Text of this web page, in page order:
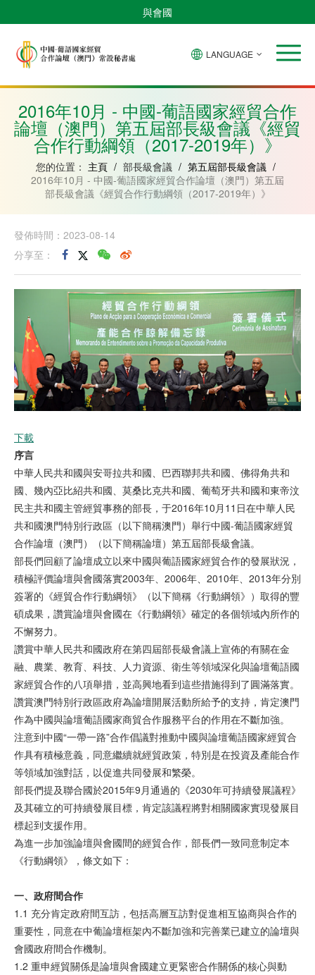
與會國
安
比
紹
內
亞
克
和
普
林
比
LANGUAGE
2016年10月 - 中國-葡語國家經貿合作
論壇（澳門）第五屆部長級會議《經貿
合作行動綱領（2017-2019年）》
您的位置： 主頁 / 部長級會議 / 第五屆部長級會議 /
2016年10月 - 中國-葡語國家經貿合作論壇（澳門）第五屆
部長級會議《經貿合作行動綱領（2017-2019年）》
發佈時間：2023-08-14
分享至：
下載
序言
中華人民共和國與安哥拉共和國、巴西聯邦共和國、佛得角共和
國、幾內亞比紹共和國、莫桑比克共和國、葡萄牙共和國和東帝汶
民主共和國主管經貿事務的部長，于2016年10月11日在中華人民
共和國澳門特別行政區（以下簡稱澳門）舉行中國-葡語國家經貿
合作論壇（澳門）（以下簡稱論壇）第五屆部長級會議。
部長們回顧了論壇成立以來中國與葡語國家經貿合作的發展狀況，
積極評價論壇與會國落實2003年、2006年、2010年、2013年分別
簽署的《經貿合作行動綱領》（以下簡稱《行動綱領》）取得的豐
碩成果，讚賞論壇與會國在《行動綱領》確定的各個領域內所作的
不懈努力。
讚賞中華人民共和國政府在第四屆部長級會議上宣佈的有關在金
融、農業、教育、科技、人力資源、衛生等領域深化與論壇葡語國
家經貿合作的八項舉措，並高興地看到這些措施得到了圓滿落實。
讚賞澳門特別行政區政府為論壇開展活動所給予的支持，肯定澳門
作為中國與論壇葡語國家商貿合作服務平台的作用在不斷加強。
注意到中國“一帶一路”合作倡議對推動中國與論壇葡語國家經貿合
作具有積極意義，同意繼續就經貿政策，特別是在投資及產能合作
等領域加強對話，以促進共同發展和繁榮。
部長們提及聯合國於2015年9月通過的《2030年可持續發展議程》
及其確立的可持續發展目標，肯定該議程將對相關國家實現發展目
標起到支援作用。
為進一步加強論壇與會國間的經貿合作，部長們一致同意制定本
《行動綱領》，條文如下：
一、政府間合作
1.1 充分肯定政府間互訪，包括高層互訪對促進相互協商與合作的
重要性，同意在中葡論壇框架內不斷加強和完善業已建立的論壇與
會國政府間合作機制。
1.2 重申經貿關係是論壇與會國建立更緊密合作關係的核心與動